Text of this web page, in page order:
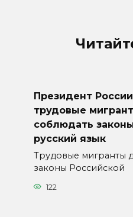
Президент
трудовые
соблюдать
русский язык
Трудовые мигранты
законы Российской
122